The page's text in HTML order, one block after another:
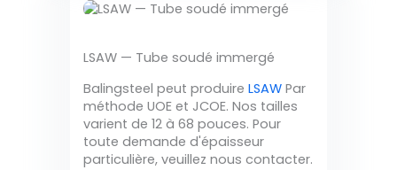
LSAW — Tube soudé immergé
Balingsteel peut produire LSAW Par
méthode UOE et JCOE. Nos tailles
varient de 12 à 68 pouces. Pour
toute demande d'épaisseur
particulière, veuillez nous contacter.